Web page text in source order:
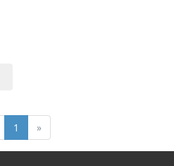
1 »